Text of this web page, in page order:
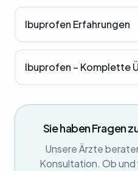
Ibuprofen Erfahrungen
Ibuprofen – Komplette
Sie haben Fragen
Unsere Ärzte
Konsultation. Ob